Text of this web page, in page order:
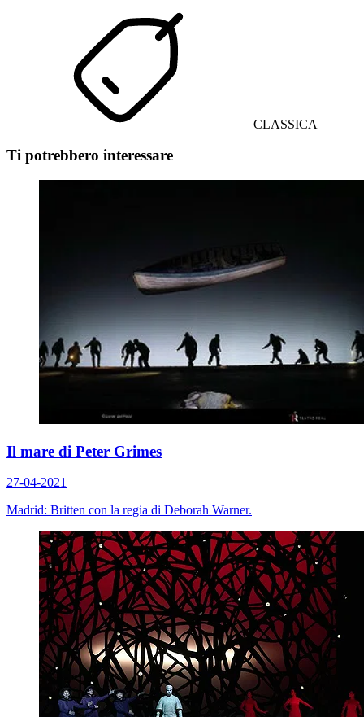
CLASSICA
Ti potrebbero interessare
Il mare di Peter Grimes
27-04-2021
Madrid: Britten con la regia di Deborah Warner.